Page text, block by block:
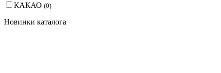
КАКАО (0)
Новинки каталога